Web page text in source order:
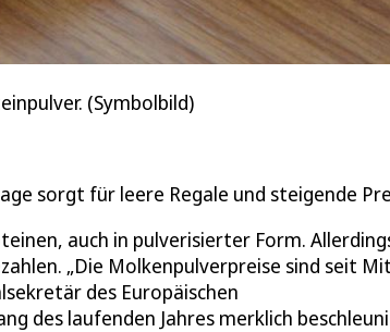
(Symbolbild)
sorgt für leere Regale und steigende
auch in pulverisierter Form.
„Die Molkenpulverpreise sind seit
des Europäischen
des laufenden Jahres merklich